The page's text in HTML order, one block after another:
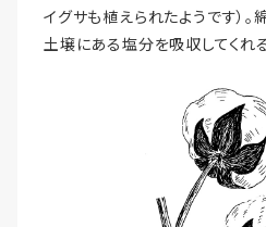
イグサも植えられたようです）
土壌にある塩分を吸収してくれ